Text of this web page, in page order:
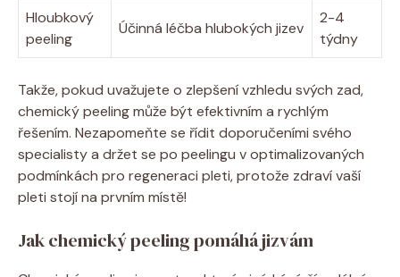
Hloubkový
peeling
Účinná léčba hlubokých jizev
2-4
týdny
Takže, pokud uvažujete o zlepšení vzhledu svých zad,
chemický peeling může být efektivním a rychlým
řešením. Nezapomeňte se řídit doporučeními svého
specialisty a držet se po peelingu v optimalizovaných
podmínkách pro regeneraci pleti, protože zdraví vaší
pleti stojí na prvním místě!
Jak chemický peeling pomáhá jizvám